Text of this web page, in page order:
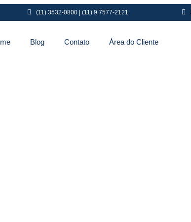
(11) 3532-0800 | (11) 9.7577-2121
Blog Contato Área do Cliente